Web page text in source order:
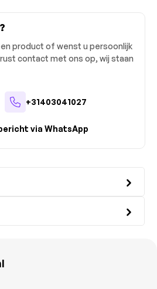
product of wenst u persoonlijk
contact met ons op, wij staan
+31403041027
via WhatsApp